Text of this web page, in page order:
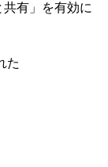
有」を有効に
た